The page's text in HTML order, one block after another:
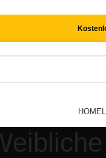
HOME